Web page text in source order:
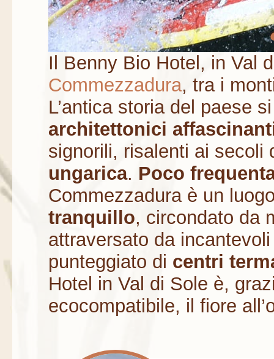
Il Benny Bio Hotel, in Val
Commezzadura, tra i
L’antica storia del paese
architettonici
signorili, risalenti ai secoli
ungarica. Poco
Commezzadura è un
tranquillo, circondato da
attraversato da
punteggiato di centri
Hotel in Val di Sole è,
ecocompatibile, il fiore